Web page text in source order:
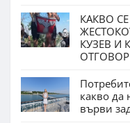
КАКВО
КУЗЕВ И
какво да
върви